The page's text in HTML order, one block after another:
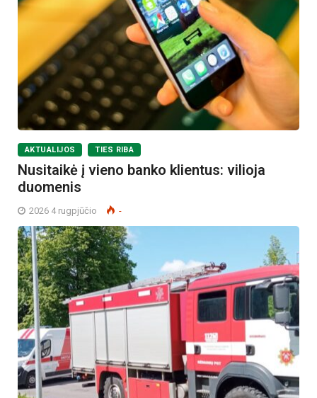
AKTUALIJOS TIES RIBA
Nusitaikė į vieno banko klientus: vilioja
duomenis
2026 4 rugpjūčio -